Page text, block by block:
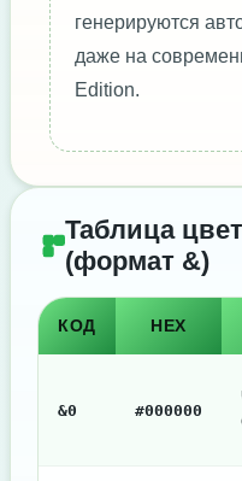
генерируются
даже на
Edition.
Таблица
(формат &)
КОД HEX
&0 #000000